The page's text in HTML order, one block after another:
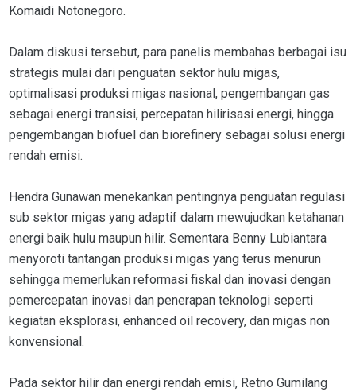
Komaidi Notonegoro.
Dalam diskusi tersebut, para panelis membahas berbagai isu
strategis mulai dari penguatan sektor hulu migas,
optimalisasi produksi migas nasional, pengembangan gas
sebagai energi transisi, percepatan hilirisasi energi, hingga
pengembangan biofuel dan biorefinery sebagai solusi energi
rendah emisi.
Hendra Gunawan menekankan pentingnya penguatan regulasi
sub sektor migas yang adaptif dalam mewujudkan ketahanan
energi baik hulu maupun hilir. Sementara Benny Lubiantara
menyoroti tantangan produksi migas yang terus menurun
sehingga memerlukan reformasi fiskal dan inovasi dengan
pemercepatan inovasi dan penerapan teknologi seperti
kegiatan eksplorasi, enhanced oil recovery, dan migas non
konvensional.
Pada sektor hilir dan energi rendah emisi, Retno Gumilang